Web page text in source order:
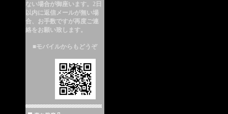
ない場合が御座います。2日
以内に返信メールが無い場
合、お手数ですが再度ご連
絡をお願い致します。
■モバイルからもどうぞ